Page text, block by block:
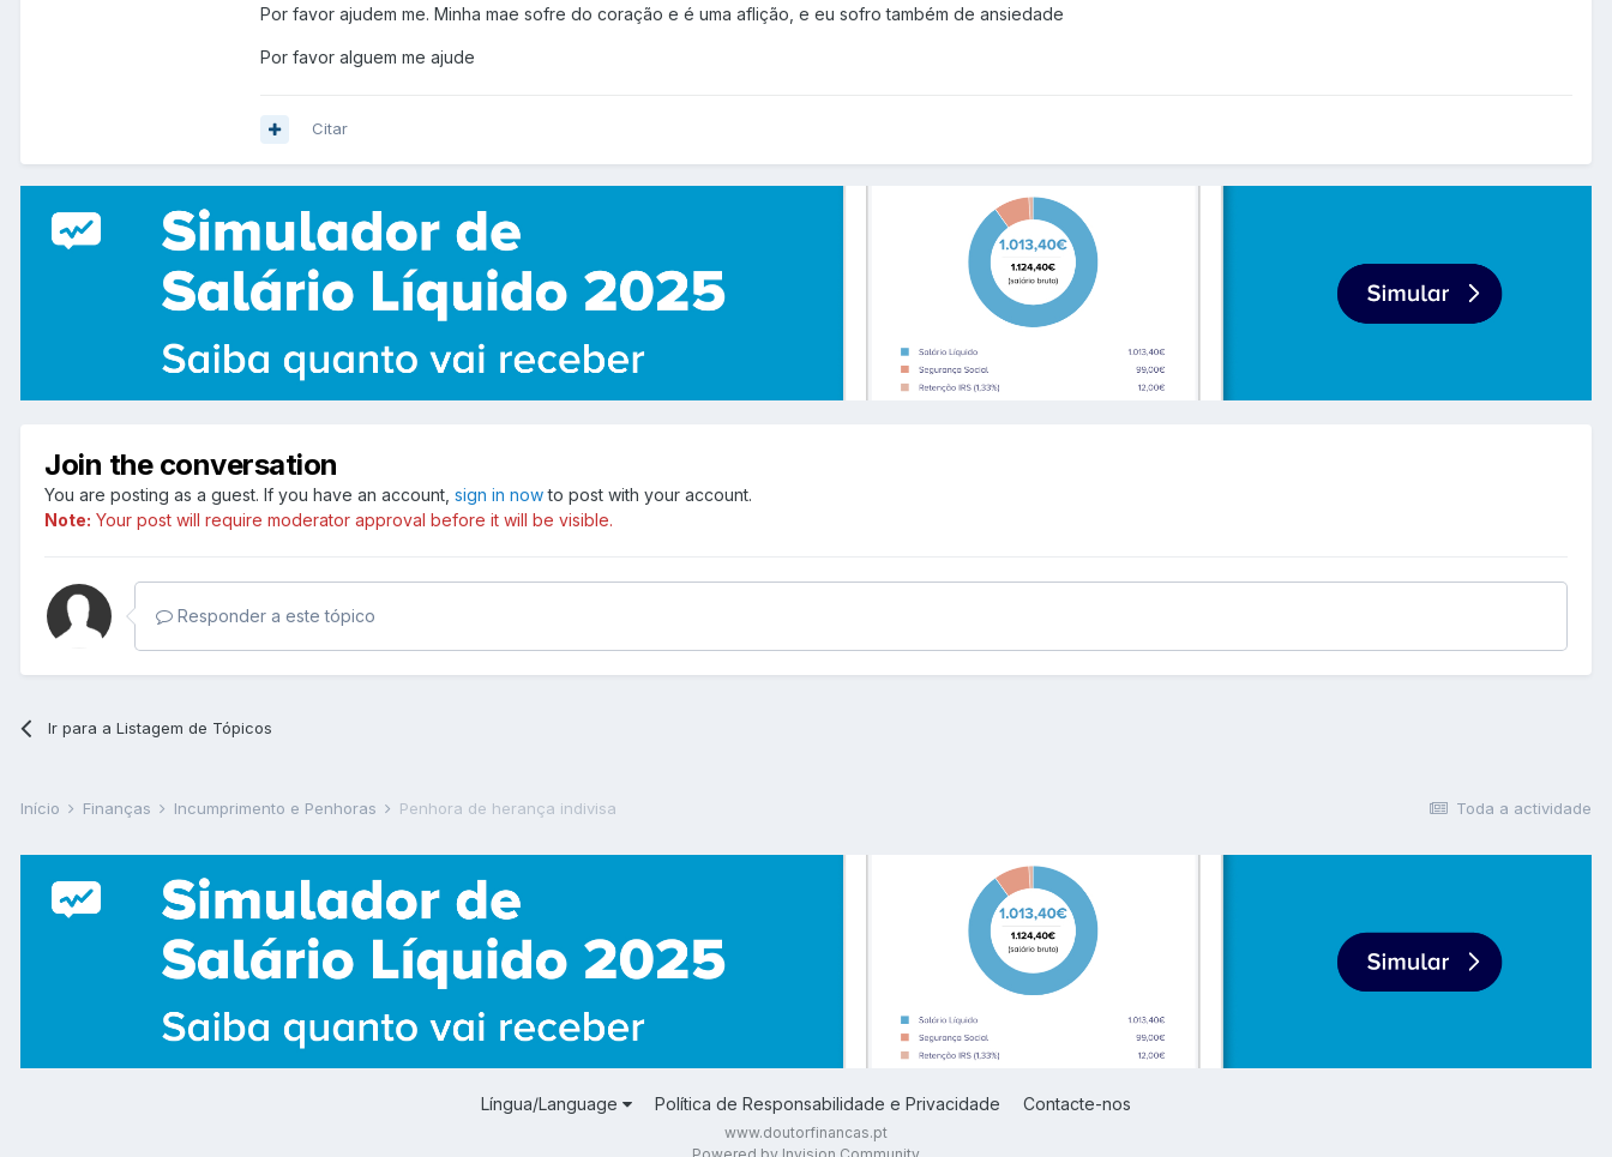
Por favor ajudem me. Minha mae sofre do coração e é uma aflição, e eu sofro também de ansiedade
Por favor alguem me ajude
Citar
Join the conversation
You are posting as a guest. If you have an account, sign in nowto post with your account.
Note: Your post will require moderator approval before it will be visible.
Responder a este tópico
Ir para a Listagem de Tópicos
Toda a actividade
Início Finanças Incumprimento e Penhoras Penhora de herança indivisa
Língua/Language Política de Responsabilidade e Privacidade Contacte-nos
www.doutorfinancas.pt